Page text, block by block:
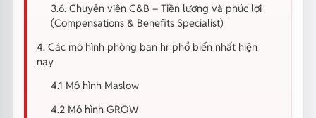
3.6. Chuyên viên C&B – Tiền lương và phúc lợi
(Compensations & Benefits Specialist)
4. Các mô hình phòng ban hr phổ biến nhất hiện
nay
4.1 Mô hình Maslow
4.2 Mô hình GROW